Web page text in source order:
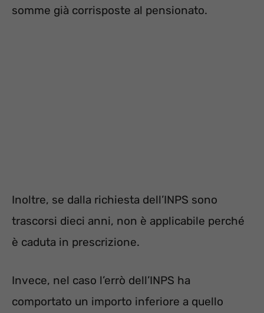
somme già corrisposte al pensionato.
Inoltre, se dalla richiesta dell’INPS sono
trascorsi dieci anni, non è applicabile perché
è caduta in prescrizione.
Invece, nel caso l’errò dell’INPS ha
comportato un importo inferiore a quello